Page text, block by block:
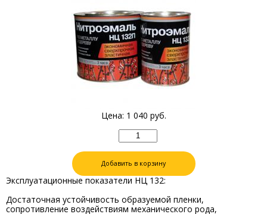
Цена: 1 040 руб.
Добавить в корзину
Эксплуатационные показатели НЦ 132:
Достаточная устойчивость образуемой пленки,
сопротивление воздействиям механического рода,